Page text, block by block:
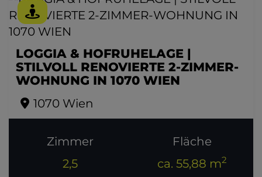
LOGGIA & HOFRUHELAGE |
STILVOLL RENOVIERTE 2-ZIMMER-
WOHNUNG IN 1070 WIEN
1070 Wien
Zimmer
2,5
Fläche
ca. 55,88 m2